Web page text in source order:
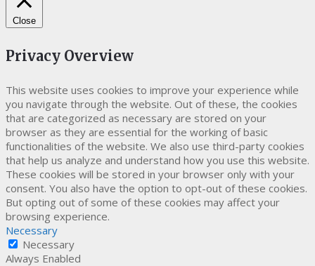
Close
Privacy Overview
This website uses cookies to improve your experience while
you navigate through the website. Out of these, the cookies
that are categorized as necessary are stored on your
browser as they are essential for the working of basic
functionalities of the website. We also use third-party cookies
that help us analyze and understand how you use this website.
These cookies will be stored in your browser only with your
consent. You also have the option to opt-out of these cookies.
But opting out of some of these cookies may affect your
browsing experience.
Necessary
Necessary
Always Enabled